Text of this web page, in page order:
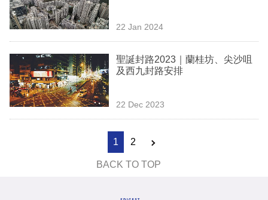
22 Jan 2024
聖誕封路2023｜蘭桂坊、尖沙咀
及西九封路安排
22 Dec 2023
1 2
BACK TO TOP